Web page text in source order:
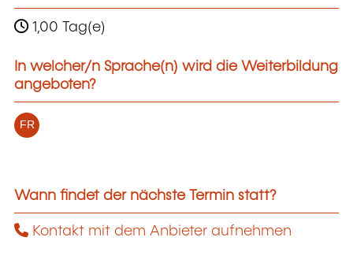
1,00 Tag(e)
In welcher/n Sprache(n) wird die Weiterbildung
angeboten?
FR
Wann findet der nächste Termin statt?
Kontakt mit dem Anbieter aufnehmen